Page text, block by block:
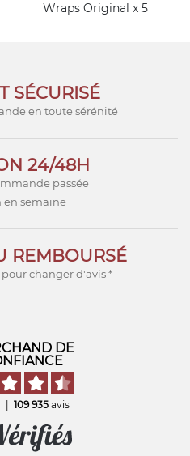
Wraps Original x 5
SÉCURISÉ
en toute sérénité
24/48H
passée
en semaine
REMBOURSÉ
pour changer d'avis *
DE
109 935 avis